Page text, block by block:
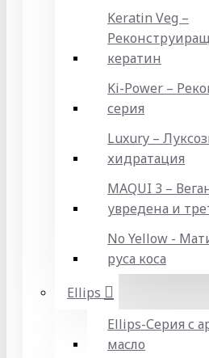
Keratin Veg –
кератин
Ki-Power –
серия
Luxury –
хидратация
MAQUI 3 –
увредена и
No Yellow -
руса коса
Ellips
Ellips-Серия с
масло